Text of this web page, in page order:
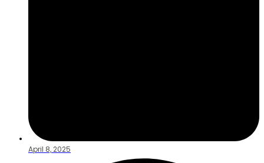
April 8, 2025